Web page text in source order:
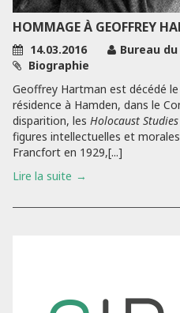
HOMMAGE À GEOFFREY
14.03.2016
Bureau du
Biographie
Geoffrey Hartman est décédé
résidence à Hamden, dans le
disparition, les Holocaust Studies
figures intellectuelles et
Francfort en 1929,[...]
Lire la suite